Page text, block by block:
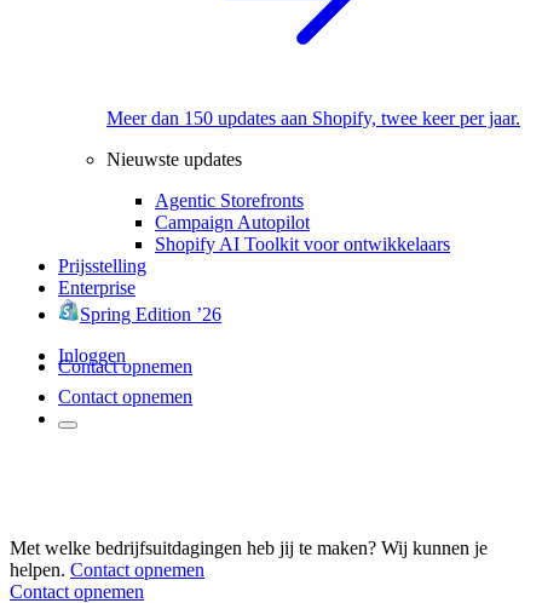
Meer dan 150 updates aan Shopify, twee keer per jaar.
Nieuwste updates
Agentic Storefronts
Campaign Autopilot
Shopify AI Toolkit voor ontwikkelaars
Prijsstelling
Enterprise
Spring Edition ’26
Inloggen
Contact opnemen
Contact opnemen
Met welke bedrijfsuitdagingen heb jij te maken? Wij kunnen je
helpen. Contact opnemen
Contact opnemen